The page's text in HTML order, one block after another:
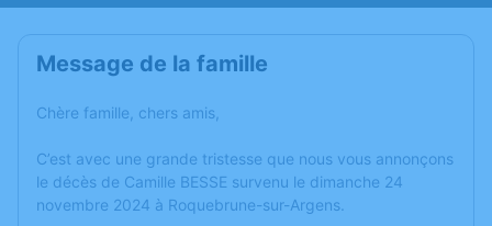
Message de la famille
Chère famille, chers amis,
C’est avec une grande tristesse que nous vous annonçons
le décès de Camille BESSE survenu le dimanche 24
novembre 2024 à Roquebrune-sur-Argens.